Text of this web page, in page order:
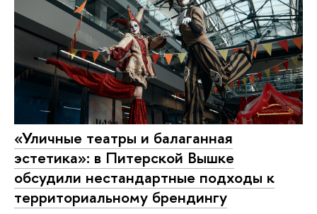
«Уличные театры и балаганная
эстетика»: в Питерской Вышке
обсудили нестандартные подходы к
территориальному брендингу